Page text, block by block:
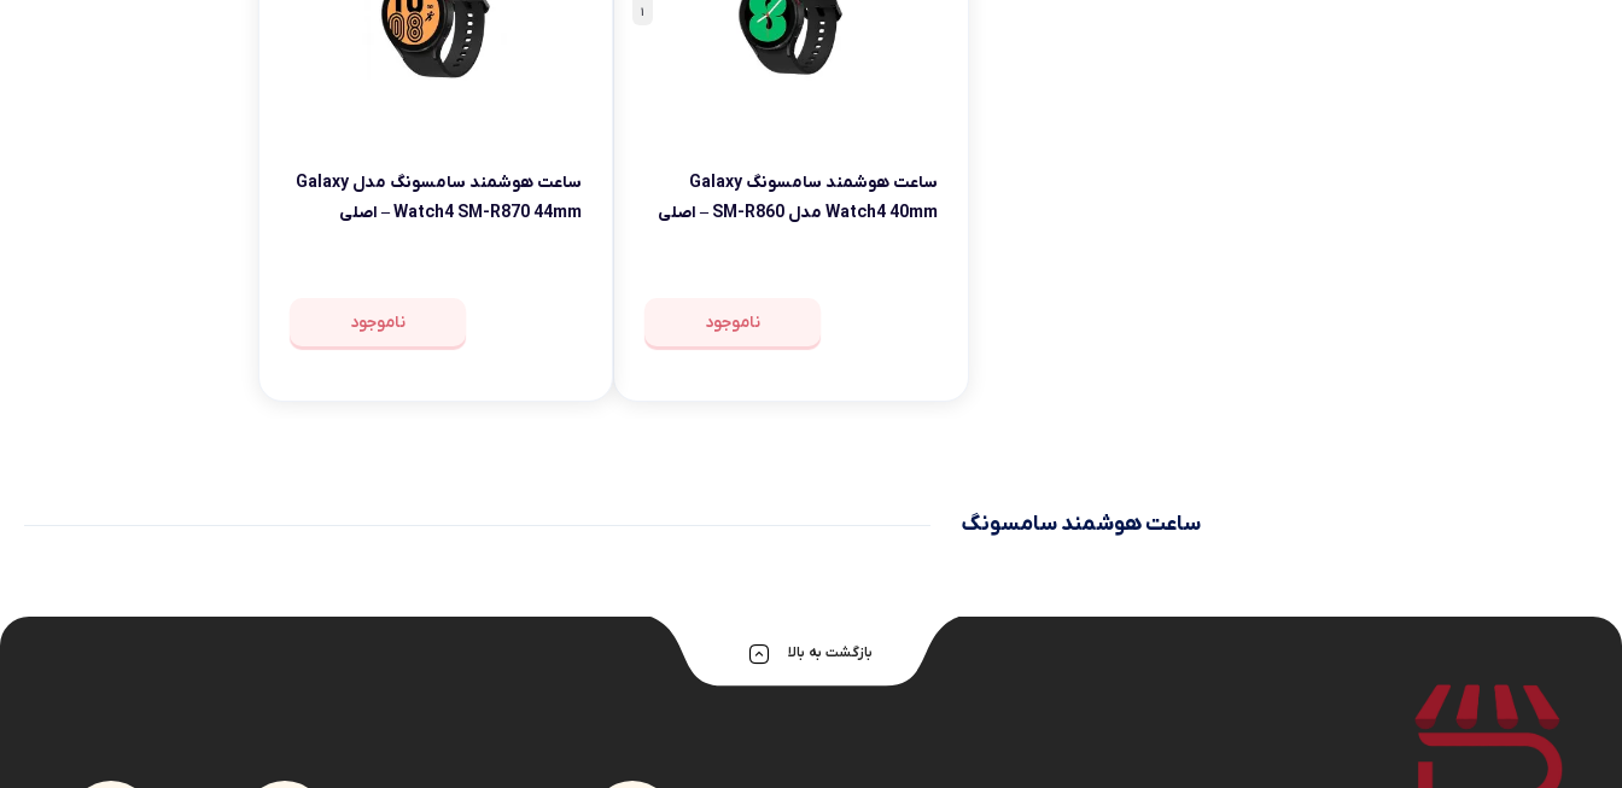
1
ساعت هوشمند سامسونگ Galaxy
Watch4 40mm مدل SM-R860 – اصلی
ناموجود
ساعت هوشمند سامسونگ مدل Galaxy
Watch4 SM-R870 44mm – اصلی
ناموجود
ساعت هوشمند سامسونگ
بازگشت به بالا